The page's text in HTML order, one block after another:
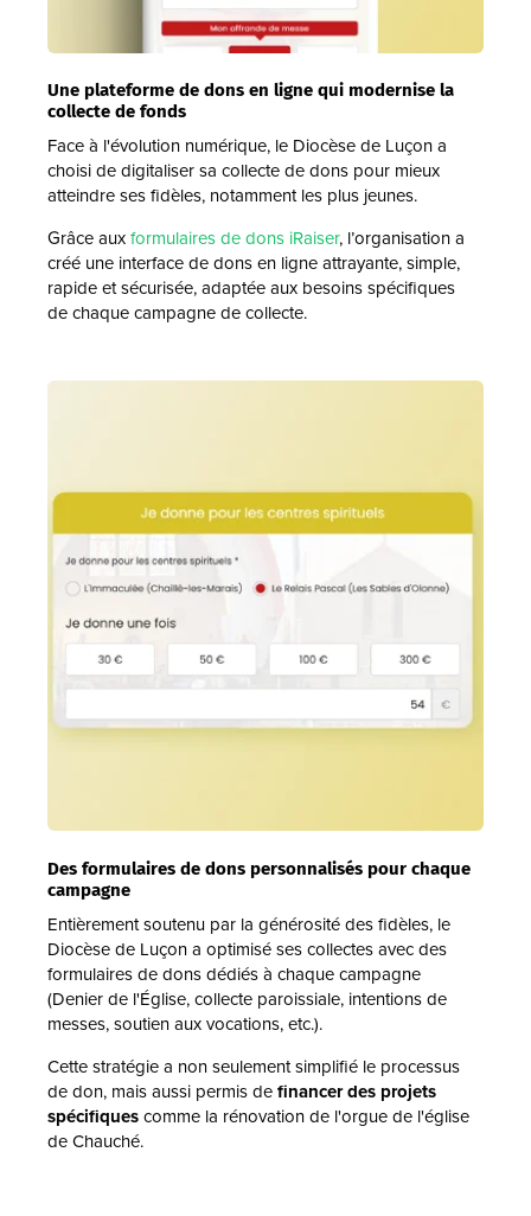
Une plateforme de dons en ligne qui modernise la
collecte de fonds
Face à l'évolution numérique, le Diocèse de Luçon a
choisi de digitaliser sa collecte de dons pour mieux
atteindre ses fidèles, notamment les plus jeunes.
Grâce auxformulaires de dons iRaiser, l’organisation a
créé une interface de dons en ligne attrayante, simple,
rapide et sécurisée, adaptée aux besoins spécifiques
de chaque campagne de collecte.
Des formulaires de dons personnalisés pour chaque
campagne
Entièrement soutenu par la générosité des fidèles, le
Diocèse de Luçon a optimisé ses collectes avec des
formulaires de dons dédiés à chaque campagne
(Denier de l'Église, collecte paroissiale, intentions de
messes, soutien aux vocations, etc.).
Cette stratégie a non seulement simplifié le processus
de don, mais aussi permis definancer des projets
spécifiquescomme la rénovation de l'orgue de l'église
de Chauché.